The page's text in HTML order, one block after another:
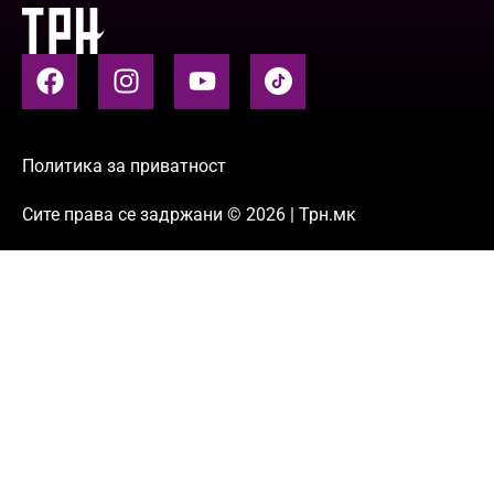
Политика за приватност
Сите права се задржани © 2026 | Трн.мк